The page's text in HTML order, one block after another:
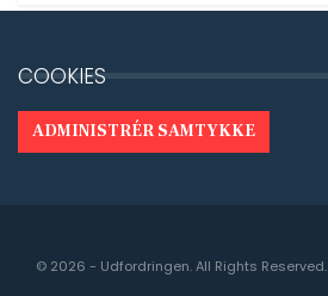
COOKIES
ADMINISTRÉR SAMTYKKE
© 2026 - Udfordringen. All Rights Reserved.